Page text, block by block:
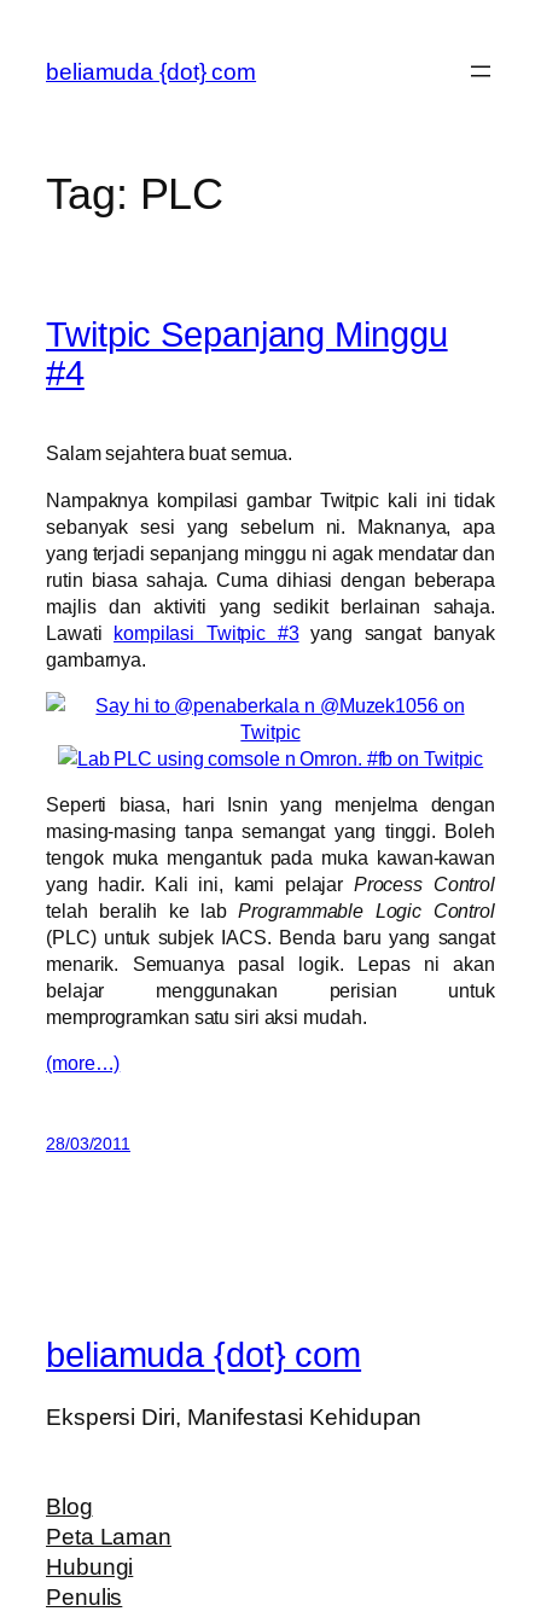
content
beliamuda {dot} com
Tag: PLC
Twitpic Sepanjang Minggu
#4
Salam sejahtera buat semua.
Nampaknya kompilasi gambar Twitpic kali ini tidak
sebanyak sesi yang sebelum ni. Maknanya, apa
yang terjadi sepanjang minggu ni agak mendatar dan
rutin biasa sahaja. Cuma dihiasi dengan beberapa
majlis dan aktiviti yang sedikit berlainan sahaja.
Lawati kompilasi Twitpic #3yang sangat banyak
gambarnya.
Seperti biasa, hari Isnin yang menjelma dengan
masing-masing tanpa semangat yang tinggi. Boleh
tengok muka mengantuk pada muka kawan-kawan
yang hadir. Kali ini, kami pelajar Process Control
telah beralih ke labProgrammable Logic Control
(PLC) untuk subjek IACS. Benda baru yang sangat
menarik. Semuanya pasal logik. Lepas ni akan
belajar menggunakan perisian untuk
memprogramkan satu siri aksi mudah.
(more…)
28/03/2011
beliamuda {dot} com
Ekspersi Diri, Manifestasi Kehidupan
Blog
Peta Laman
Hubungi
Penulis